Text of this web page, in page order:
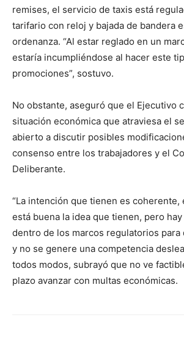
remises, el servicio de taxis está
tarifario con reloj y bajada de bandera
ordenanza. “Al estar reglado en un
estaría incumpliéndose al hacer este
promociones”, sostuvo.
No obstante, aseguró que el Ejecutivo
situación económica que atraviesa el
abierto a discutir posibles
consenso entre los trabajadores y el
Deliberante.
“La intención que tienen es coherente,
está buena la idea que tienen, pero
dentro de los marcos regulatorios para
y no se genere una competencia
todos modos, subrayó que no ve
plazo avanzar con multas económicas.